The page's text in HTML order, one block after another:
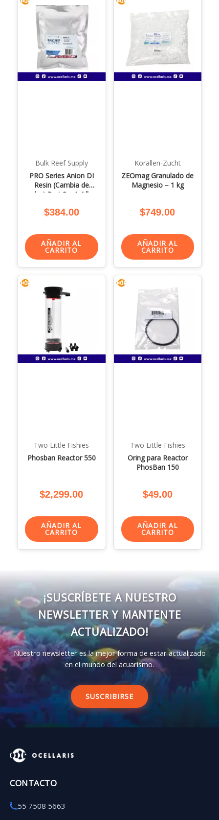
Bulk Reef Supply
PRO Series Anion DI
Resin (Cambia de
color) Part 2 – 1.4 lbs.
$384.00
AÑADIR AL
CARRITO
Korallen-Zucht
ZEOmag Granulado de
Magnesio – 1 kg
$749.00
AÑADIR AL
CARRITO
Two Little Fishies
Phosban Reactor 550
$2,299.00
AÑADIR AL
CARRITO
Two Little Fishies
Oring para Reactor
PhosBan 150
$49.00
AÑADIR AL
CARRITO
¡SUSCRÍBETE A NUESTRO
NEWSLETTER Y MANTENTE
ACTUALIZADO!
Nuestro newsletter es la mejor forma de estar actualizado
en el mundo del acuarismo.
SUSCRIBIRSE
CONTACTO
55 7508 5663